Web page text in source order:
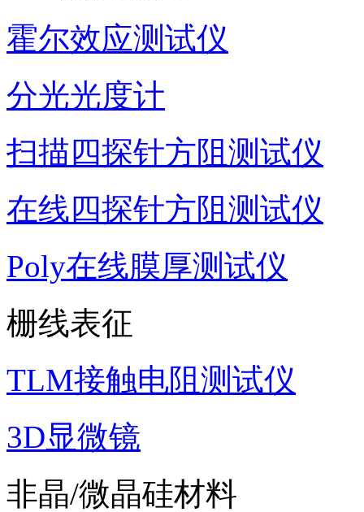
霍尔效应测试仪
分光光度计
扫描四探针方阻测试仪
在线四探针方阻测试仪
Poly在线膜厚测试仪
栅线表征
TLM接触电阻测试仪
3D显微镜
非晶/微晶硅材料